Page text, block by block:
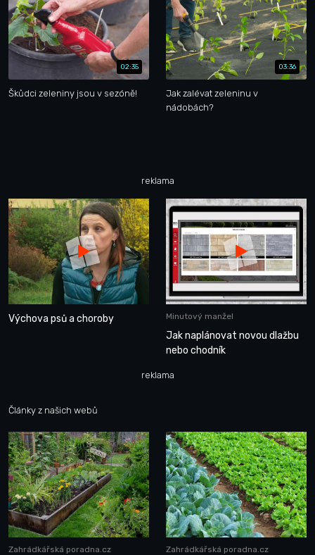
02:35
Škůdci zeleniny jsou v sezóně!
03:36
Jak zalévat zeleninu v
nádobách?
reklama
Výchova psů a choroby Minutový manžel
Jak naplánovat novou dlažbu
nebo chodník
reklama
Články z našich webů
Zahrádkářská poradna.cz Zahrádkářská poradna.cz